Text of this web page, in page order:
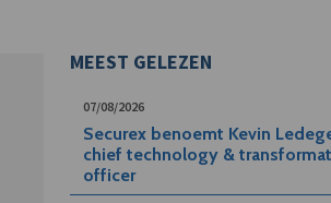
MEEST GELEZEN
07/08/2026
Securex benoemt Kevin
chief technology &
officer